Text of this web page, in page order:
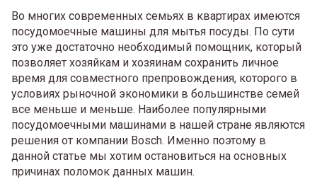
Во многих современных семьях в квартирах имеются
посудомоечные машины для мытья посуды. По сути
это уже достаточно необходимый помощник, который
позволяет хозяйкам и хозяинам сохранить личное
время для совместного препровождения, которого в
условиях рыночной экономики в большинстве семей
все меньше и меньше. Наиболее популярными
посудомоечными машинами в нашей стране являются
решения от компании Bosch. Именно поэтому в
данной статье мы хотим остановиться на основных
причинах поломок данных машин.